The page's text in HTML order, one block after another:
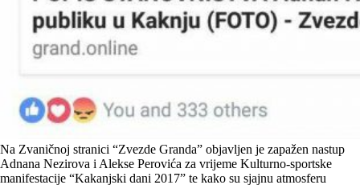
Na Zvaničnoj stranici “Zvezde Granda” objavljen je zapažen nastup
Adnana Nezirova i Alekse Perovića za vrijeme Kulturno-sportske
manifestacije “Kakanjski dani 2017” te kako su sjajnu atmosferu